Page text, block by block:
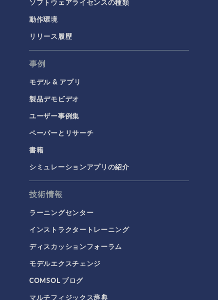
ソフトウェアライセンスの種類
動作環境
リリース履歴
事例
モデル & アプリ
製品デモビデオ
ユーザー事例集
ペーパーとリサーチ
書籍
シミュレーションアプリの紹介
技術情報
ラーニングセンター
インストラクタートレーニング
ディスカッションフォーラム
モデルエクスチェンジ
COMSOL ブログ
マルチフィジックス辞典